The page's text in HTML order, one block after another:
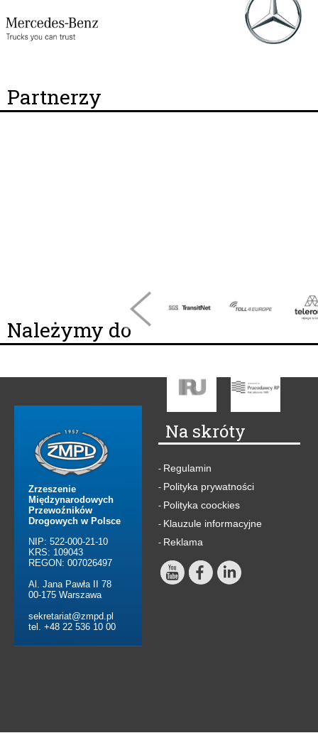
Partnerzy
Należymy do
Zrzeszenie
Międzynarodowych
Przewoźników
Drogowych w Polsce
NIP: 522-000-21-10
KRS: 109043
REGON: 007026497
Al. Jana Pawła II 78
00-175 Warszawa
sekretariat@zmpd.pl
tel. +48 22 536 10 00
Na skróty
- Regulamin
- Polityka prywatności
- Polityka coockies
- Klauzule informacyjne
- Reklama